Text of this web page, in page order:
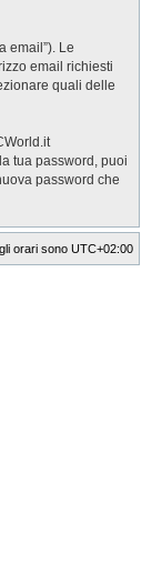
email”). Le
email richiesti
quali delle
tua password, puoi
password che
orari sono UTC+02:00